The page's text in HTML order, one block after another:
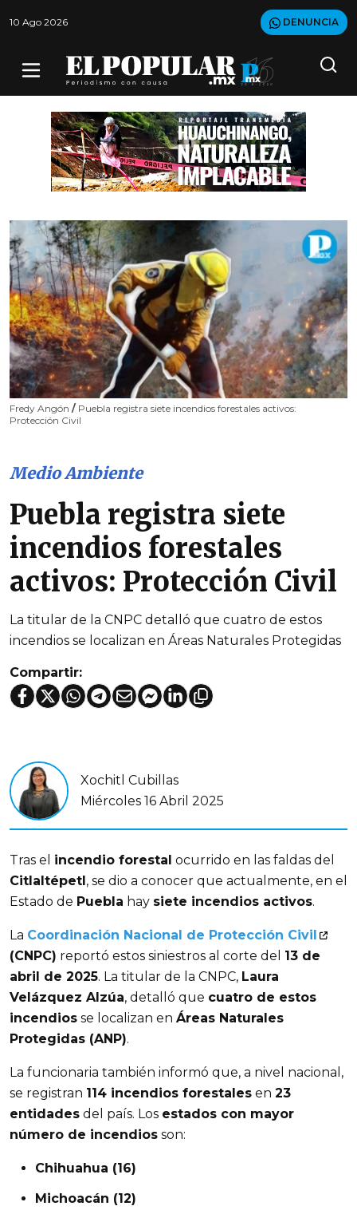
10 Ago 2026 DENUNCIA
Fredy Angón / Puebla registra siete incendios forestales activos:
Protección Civil
Medio Ambiente
Puebla registra siete
incendios forestales
activos: Protección Civil
La titular de la CNPC detalló que cuatro de estos
incendios se localizan en Áreas Naturales Protegidas
Compartir:
Xochitl Cubillas
Miércoles 16 Abril 2025
Tras el incendio forestal
Citlaltépetl, se dio a conocer que actualmente, en el
Estado de Puebla hay siete incendios activos.
La Coordinación Nacional de Protección Civil
(CNPC) reportó estos siniestros al corte del 13 de
abril de 2025. La titular de la CNPC, Laura
Velázquez Alzúa, detalló que cuatro de estos
incendios se localizan en Áreas Naturales
Protegidas (ANP).
La funcionaria también informó que, a nivel nacional,
se registran 114 incendios forestales en 23
entidades del país. Los estados con mayor
número de incendios son:
Chihuahua (16)
Michoacán (12)